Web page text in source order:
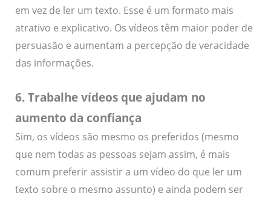
em vez de ler um texto. Esse é um formato mais
atrativo e explicativo. Os vídeos têm maior poder de
persuasão e aumentam a percepção de veracidade
das informações.
6. Trabalhe vídeos que ajudam no
aumento da confiança
Sim, os vídeos são mesmo os preferidos (mesmo
que nem todas as pessoas sejam assim, é mais
comum preferir assistir a um vídeo do que ler um
texto sobre o mesmo assunto) e ainda podem ser